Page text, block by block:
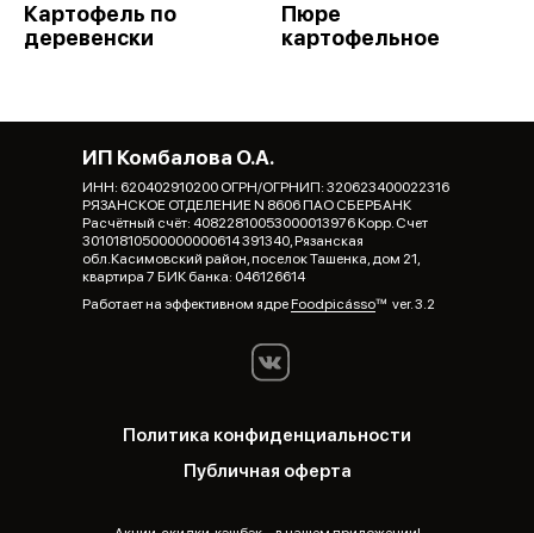
Картофель по
деревенски
Пюре
картофельное
ИП Комбалова О.А.
ИНН: 620402910200 ОГРН/ОГРНИП: 320623400022316
РЯЗАНСКОЕ ОТДЕЛЕНИЕ N 8606 ПАО СБЕРБАНК
Расчётный счёт: 40822810053000013976 Корр. Счет
30101810500000000614 391340, Рязанская
обл.Касимовский район, поселок Ташенка, дом 21,
квартира 7 БИК банка: 046126614
Работает на эффективном ядреFoodpicássover. 3.2
Политика конфиденциальности
Публичная оферта